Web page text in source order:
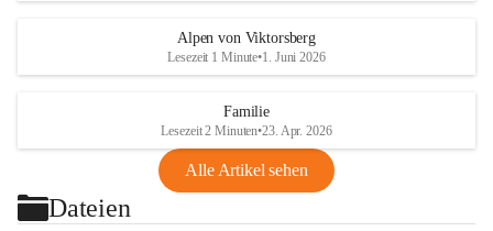
Alpen von Viktorsberg
Lesezeit 1 Minute•1. Juni 2026
Familie
Lesezeit 2 Minuten•23. Apr. 2026
Alle Artikel sehen
Dateien